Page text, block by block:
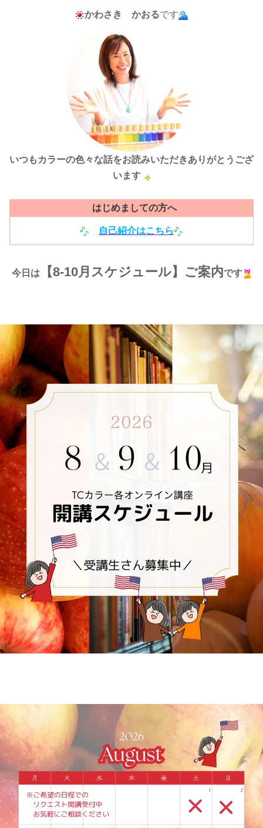
かわさき かおるです
いつもカラーの色々な話をお読みいただきありがとうござ
います
はじめましての方へ
自己紹介はこちら
今日は【8-10月 スケジュール】ご案内です